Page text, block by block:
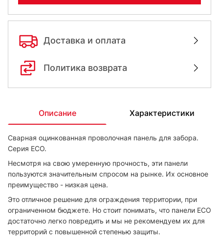
Доставка и оплата
Политика возврата
Описание Характеристики
Сварная оцинкованная проволочная панель для забора.
Серия ЕСО.
Несмотря на свою умеренную прочность, эти панели
пользуются значительным спросом на рынке. Их основное
преимущество - низкая цена.
Это отличное решение для ограждения территории, при
ограниченном бюджете. Но стоит понимать, что панели ECO
достаточно легко повредить и мы не рекомендуем их для
территорий с повышенной степенью защиты.